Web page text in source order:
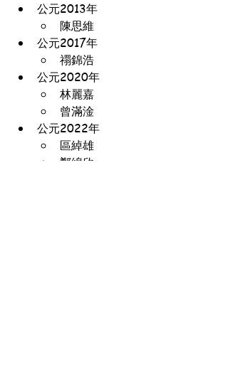
公元2013年
陳思維
公元2017年
禤錦浩
公元2020年
林麗嘉
曾滿淦
公元2022年
區綽雄
鄭綿欣